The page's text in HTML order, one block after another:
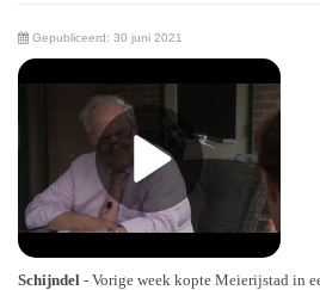
Gepubliceerd: 30 juni 2021
Schijndel - Vorige week kopte Meierijstad in